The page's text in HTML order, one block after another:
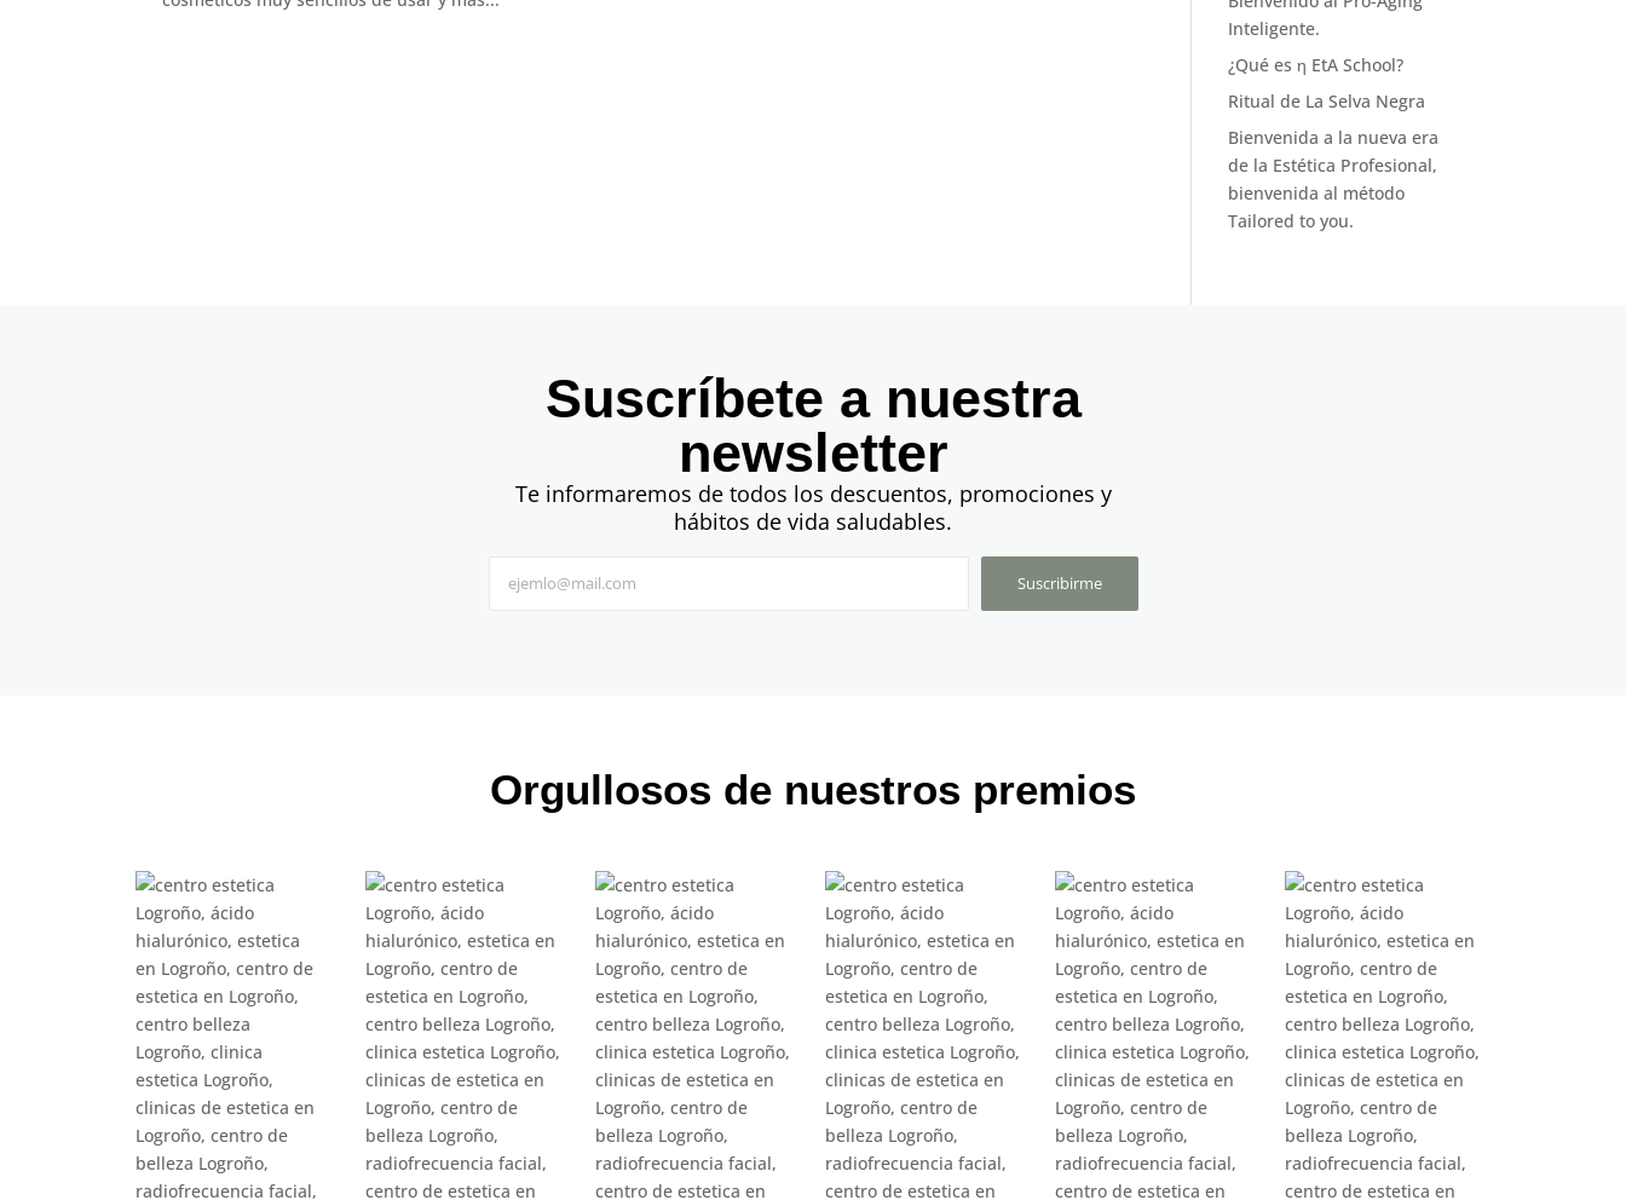
Inteligente.
¿Qué es η EtA School?
Ritual de La Selva Negra
Bienvenida a la nueva era
de la Estética Profesional,
bienvenida al método
Tailored to you.
Suscríbete a nuestra
newsletter
Te informaremos de todos los descuentos, promociones y
hábitos de vida saludables.
Suscribirme
Orgullosos de nuestros premios